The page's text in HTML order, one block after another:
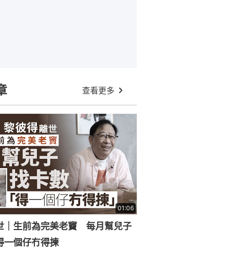
查看更多
01:06
｜生前為完美老竇 每月幫兒子
一個仔冇得揀